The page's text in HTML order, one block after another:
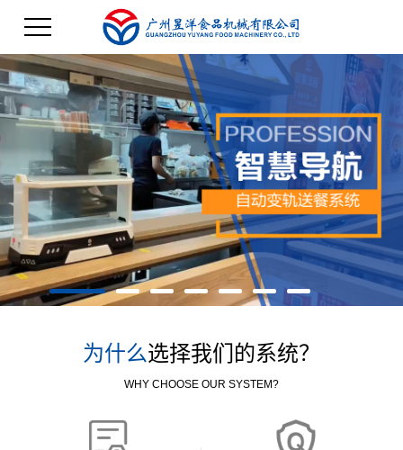
为什么选择我们的系统？
WHY CHOOSE OUR SYSTEM?